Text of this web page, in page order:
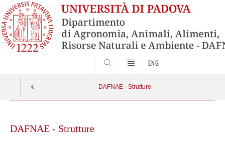
ENG
DAFNAE - Strutture
contentDAFNAE - Strutture